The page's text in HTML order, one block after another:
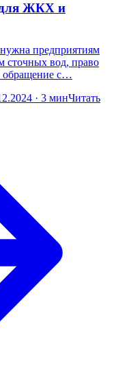
для ЖКХ и
предприятиям
вод, право
обращение с…
· 3 минЧитать